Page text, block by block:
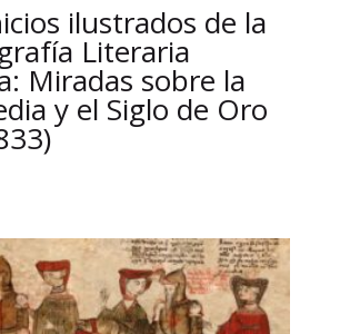
ilustrados de la
Literaria
Miradas sobre la
y el Siglo de Oro